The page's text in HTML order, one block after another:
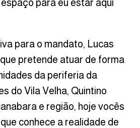
para eu estar aqui
para o mandato, Lucas
pretende atuar de forma
da periferia da
do Vila Velha, Quintino
e região, hoje vocês
conhece a realidade de